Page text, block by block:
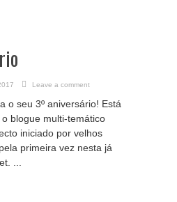
Leave a comment
o seu 3º aniversário! Está
blogue multi-temático
iniciado por velhos
primeira vez nesta já
...